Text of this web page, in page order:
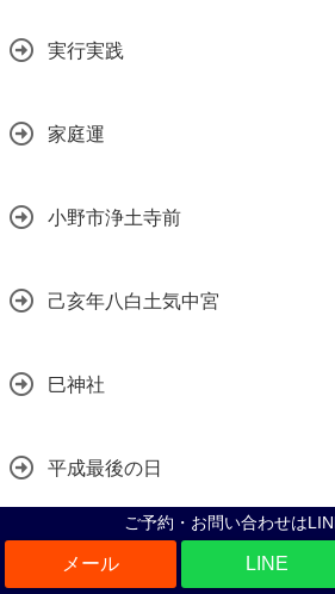
ご予約・お問い合わせは
LINE
実行実践
家庭運
小野市浄土寺前
己亥年八白土気中宮
巳神社
平成最後の日